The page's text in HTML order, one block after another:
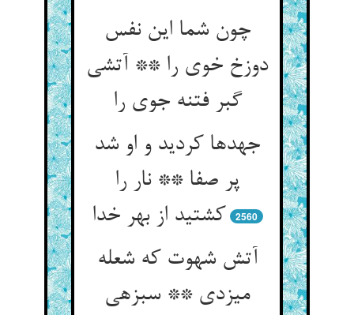
چون شما این نفس
دوزخ خوی را ** آتشی
گبر فتنه جوی را
جهدها کردید و او شد
پر صفا ** نار را
کشتید از بهر خدا
2560
آتش شهوت که شعله
می‏زدی ** سبزه‏ی